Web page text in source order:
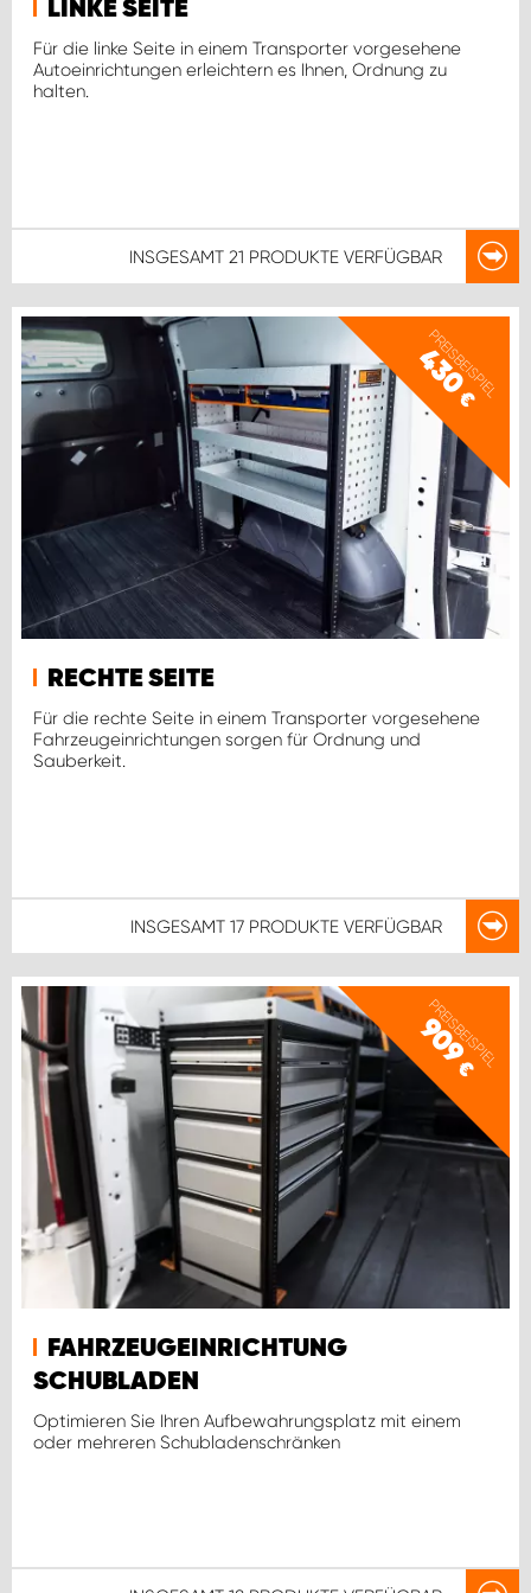
LINKE SEITE
Für die linke Seite in einem Transporter vorgesehene
Autoeinrichtungen erleichtern es Ihnen, Ordnung zu
halten.
INSGESAMT 21 PRODUKTE VERFÜGBAR
PREISBEISPIEL
430
€
RECHTE SEITE
Für die rechte Seite in einem Transporter vorgesehene
Fahrzeugeinrichtungen sorgen für Ordnung und
Sauberkeit.
INSGESAMT 17 PRODUKTE VERFÜGBAR
PREISBEISPIEL
909
€
FAHRZEUGEINRICHTUNG
SCHUBLADEN
Optimieren Sie Ihren Aufbewahrungsplatz mit einem
oder mehreren Schubladenschränken